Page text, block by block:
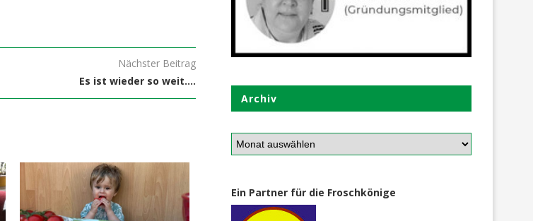
Nächster Beitrag
Es ist wieder so weit….
Archiv
Ein Partner für die Froschkönige